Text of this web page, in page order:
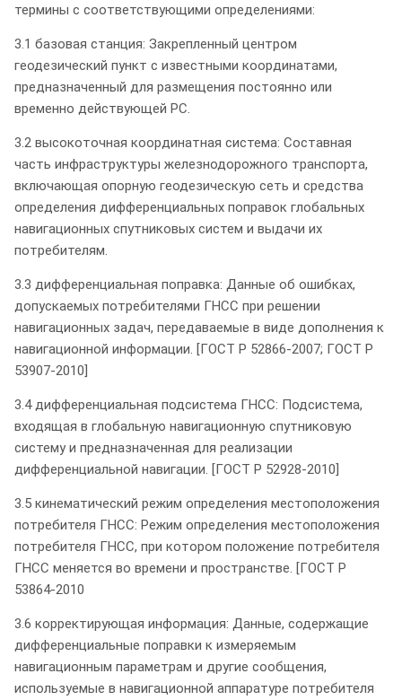
термины с соответствующими определениями:
3.1 базовая станция: Закрепленный центром
геодезический пункт с известными координатами,
предназначенный для размещения постоянно или
временно действующей РС.
3.2 высокоточная координатная система: Составная
часть инфраструктуры железнодорожного транспорта,
включающая опорную геодезическую сеть и средства
определения дифференциальных поправок глобальных
навигационных спутниковых систем и выдачи их
потребителям.
3.3 дифференциальная поправка: Данные об ошибках,
допускаемых потребителями ГНСС при решении
навигационных задач, передаваемые в виде дополнения к
навигационной информации. [ГОСТ Р 52866-2007; ГОСТ Р
53907-2010]
3.4 дифференциальная подсистема ГНСС: Подсистема,
входящая в глобальную навигационную спутниковую
систему и предназначенная для реализации
дифференциальной навигации. [ГОСТ Р 52928-2010]
3.5 кинематический режим определения местоположения
потребителя ГНСС: Режим определения местоположения
потребителя ГНСС, при котором положение потребителя
ГНСС меняется во времени и пространстве. [ГОСТ Р
53864-2010
3.6 корректирующая информация: Данные, содержащие
дифференциальные поправки к измеряемым
навигационным параметрам и другие сообщения,
используемые в навигационной аппаратуре потребителя